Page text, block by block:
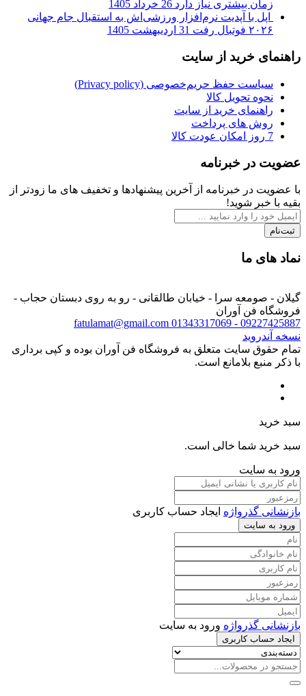
زمان بیشتری نیاز دارد 26 خرداد 1405
اپل با آپدیت نرم‌افزار ورزشی‌اش به استقبال جام جهانی
۲۰۲۶ فوتبال رفت
31 اردیبهشت 1405
راهنمای خرید از سایت
سیاست حفظ حریم‌خصوصی (Privacy policy)
نحوه تحویل کالا
راهنمای خرید از سایت
روش های پرداخت
7 روز امکان عودت کالا
عضویت در خبرنامه
با عضویت در خبرنامه از آخرین پیشنهادها و تخفیف های ما زودتر از
بقیه با خبر شوید!
ثبت‌نام
نماد های ما
گیلان - صومعه سرا - خیابان طالقانی - رو به روی دبستان حجاب -
فروشگاه فن آوران
09227425887 - 01343317069
fatulamat@gmail.com
نسخه آندروید
تمام حقوق سایت متعلق به فروشگاه فن آوران بوده و کپی برداری
با ذکر منبع بلامانع است.
سبد خرید
سبد خرید شما خالی است.
ورود به سایت
بازنشانی گذرواژه ایجاد حساب کاربری
ورود به سایت
بازنشانی گذرواژه ورود به سایت
ایجاد حساب کاربری